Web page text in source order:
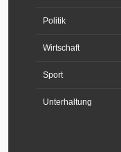
Politik
Wirtschaft
Sport
Unterhaltung